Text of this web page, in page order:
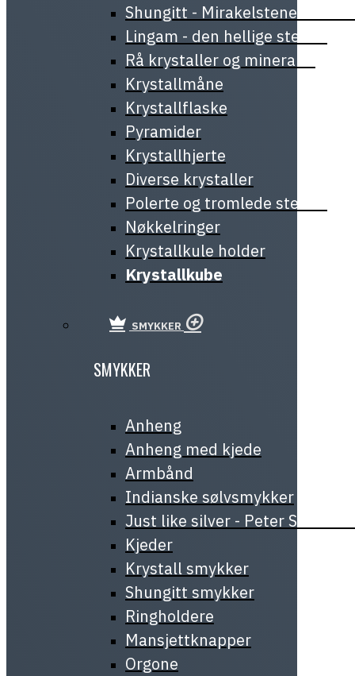
Shungitt - Mirakelstenen fra
Lingam - den hellige stenen
Rå krystaller og mineraler
Krystallmåne
Krystallflaske
Pyramider
Krystallhjerte
Diverse krystaller
Polerte og tromlede steiner
Nøkkelringer
Krystallkule holder
Krystallkube
SMYKKER
SMYKKER
Anheng
Anheng med kjede
Armbånd
Indianske sølvsmykker
Just like silver - Peter Stone
Kjeder
Krystall smykker
Shungitt smykker
Ringholdere
Mansjettknapper
Orgone